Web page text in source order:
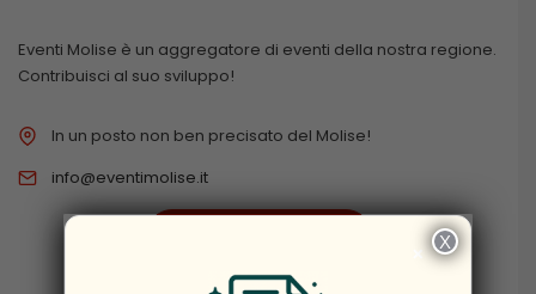
Eventi Molise è un aggregatore di eventi della nostra regione.
Contribuisci al suo sviluppo!
In un posto non ben precisato del Molise!
info@eventimolise.it
× X